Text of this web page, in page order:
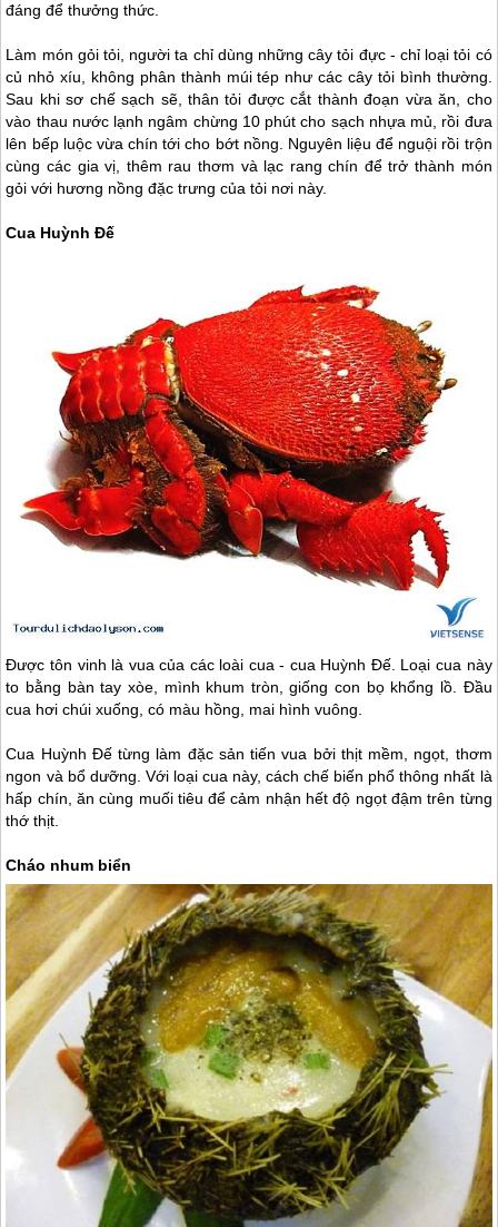
đáng để thưởng thức.
Làm món gỏi tỏi, người ta chỉ dùng những cây tỏi đực - chỉ loại tỏi có
củ nhỏ xíu, không phân thành múi tép như các cây tỏi bình thường.
Sau khi sơ chế sạch sẽ, thân tỏi được cắt thành đoạn vừa ăn, cho
vào thau nước lạnh ngâm chừng 10 phút cho sạch nhựa mủ, rồi đưa
lên bếp luộc vừa chín tới cho bớt nồng. Nguyên liệu để nguội rồi trộn
cùng các gia vị, thêm rau thơm và lạc rang chín để trở thành món
gỏi với hương nồng đặc trưng của tỏi nơi này.
Cua Huỳnh Đế
Được tôn vinh là vua của các loài cua - cua Huỳnh Đế. Loại cua này
to bằng bàn tay xòe, mình khum tròn, giống con bọ khổng lồ. Đầu
cua hơi chúi xuống, có màu hồng, mai hình vuông.
Cua Huỳnh Đế từng làm đặc sản tiến vua bởi thịt mềm, ngọt, thơm
ngon và bổ dưỡng. Với loại cua này, cách chế biến phổ thông nhất là
hấp chín, ăn cùng muối tiêu để cảm nhận hết độ ngọt đậm trên từng
thớ thịt.
Cháo nhum biển